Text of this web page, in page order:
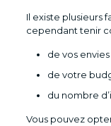
Il existe plusieurs
cependant tenir
de vos envies
de votre
du nombre
Vous pouvez